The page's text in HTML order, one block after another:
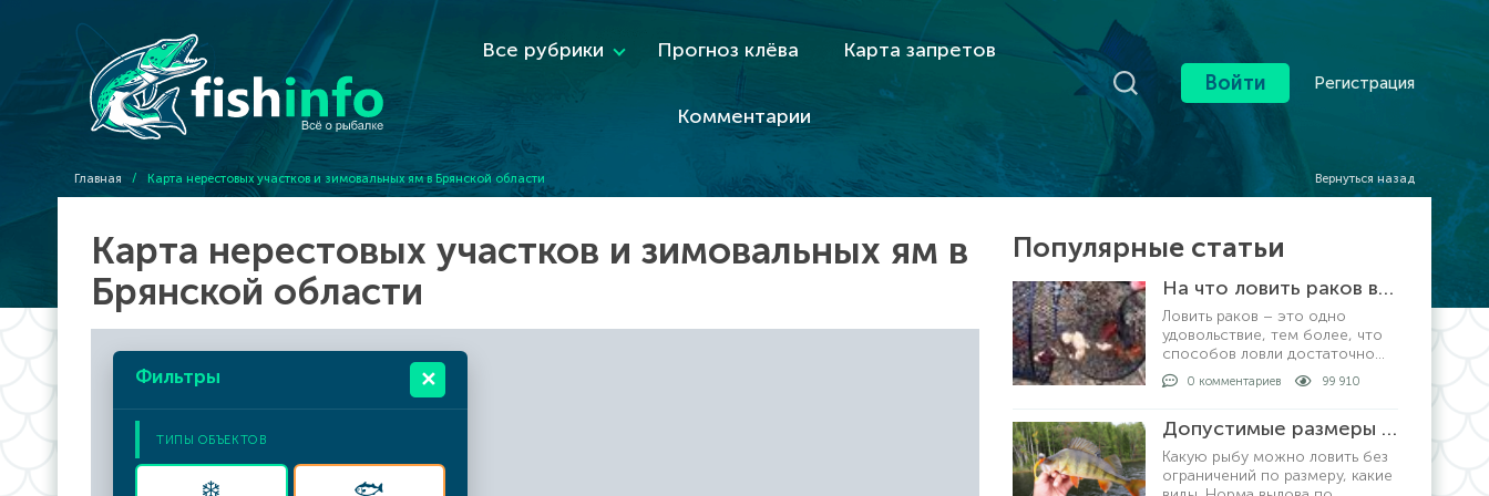
Все рубрики Прогноз клёва Карта запретов
Комментарии
Войти Регистрация
Главная / Карта нерестовых участков и зимовальных ям в Брянской области Вернуться назад
Карта нерестовых участков и зимовальных ям в
Брянской области
Фильтры ✕
ТИПЫ ОБЪЕКТОВ
❄️ 🐟
Популярные статьи
На что ловить раков в раколовке
Ловить раков – это одно
удовольствие, тем более, что
способов ловли достаточно
много. Самый
распространенный и уловистый
раколовками. Хотя, ловить
раков можно просто рукам
0 комментариев 99 910
Допустимые размеры рыбы для вылова по регионам
Какую рыбу можно ловить без
ограничений по размеру, какие